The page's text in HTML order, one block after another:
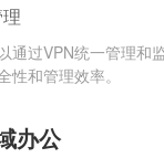
通过VPN统一管理和
性和管理效率。
办公